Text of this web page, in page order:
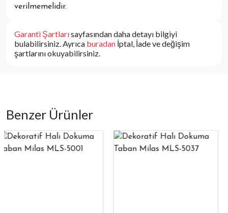
verilmemelidir.
Garanti Şartlarısayfasından daha detayı bilgiyi
bulabilirsiniz. Ayrıca buradan İptal, İade ve değişim
şartlarını okuyabilirsiniz.
Benzer Ürünler